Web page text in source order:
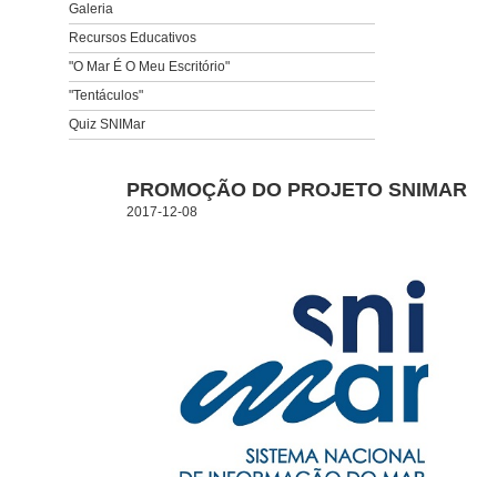
Galeria
Recursos Educativos
"O Mar É O Meu Escritório"
"Tentáculos"
Quiz SNIMar
PROMOÇÃO DO PROJETO SNIMAR
2017-12-08